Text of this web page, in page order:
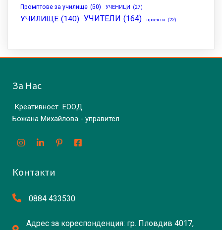
Промптове за училище (50) УЧЕНИЦИ (27)
УЧИЛИЩЕ (140) УЧИТЕЛИ (164) проекти (22)
За Нас
Креативност ЕООД.
Божана Михайлова - управител
Контакти
0884 433530
Адрес за кореспонденция: гр. Пловдив 4017,